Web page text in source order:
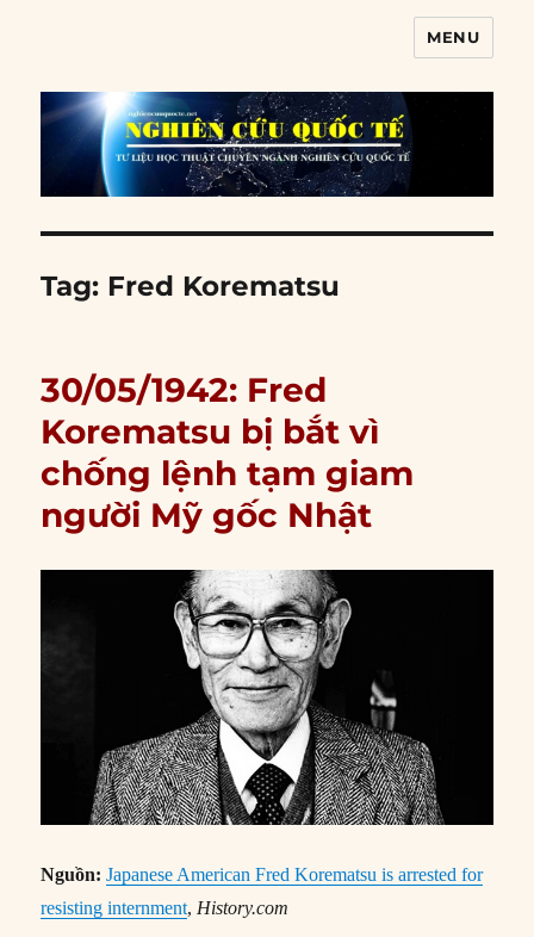
MENU
Tag: Fred Korematsu
30/05/1942: Fred
Korematsu bị bắt vì
chống lệnh tạm giam
người Mỹ gốc Nhật
Nguồn:Japanese American Fred Korematsu is arrested for
resisting internment,History.com